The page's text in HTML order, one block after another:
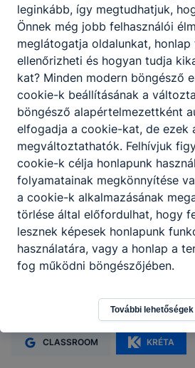
Tatabányai SzC Eötvös
Iskola
2840 Oroszlány, Asztalos János u.
CLASSROOM KRÉTA
leginkább, így megtudhatjuk,
Önnek még jobb felhasználói
meglátogatja oldalunkat,
ellenőrizheti és hogyan tudja
kat? Minden modern böngésző
cookie-k beállításának a
böngésző alapértelmezettként
elfogadja a cookie-kat, de ezek
megváltoztathatók. Felhívjuk
cookie-k célja honlapunk
folyamatainak megkönnyítése
a cookie-k alkalmazásának
törlése által előfordulhat, hogy
lesznek képesek honlapunk
használatára, vagy a honlap a
fog működni böngészőjében.
További lehetőségek